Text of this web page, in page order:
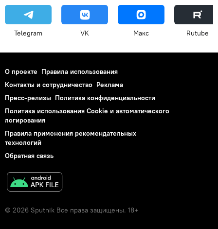
Telegram VK Макс Rutube
О проекте Правила использования
Контакты и сотрудничество Реклама
Пресс-релизы Политика конфиденциальности
Политика использования Cookie и автоматического
логирования
Правила применения рекомендательных
технологий
Обратная связь
© 2026 Sputnik Все права защищены. 18+